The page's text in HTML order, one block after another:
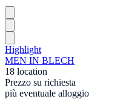
Highlight
MEN IN BLECH
18 location
Prezzo su richiesta
più eventuale alloggio